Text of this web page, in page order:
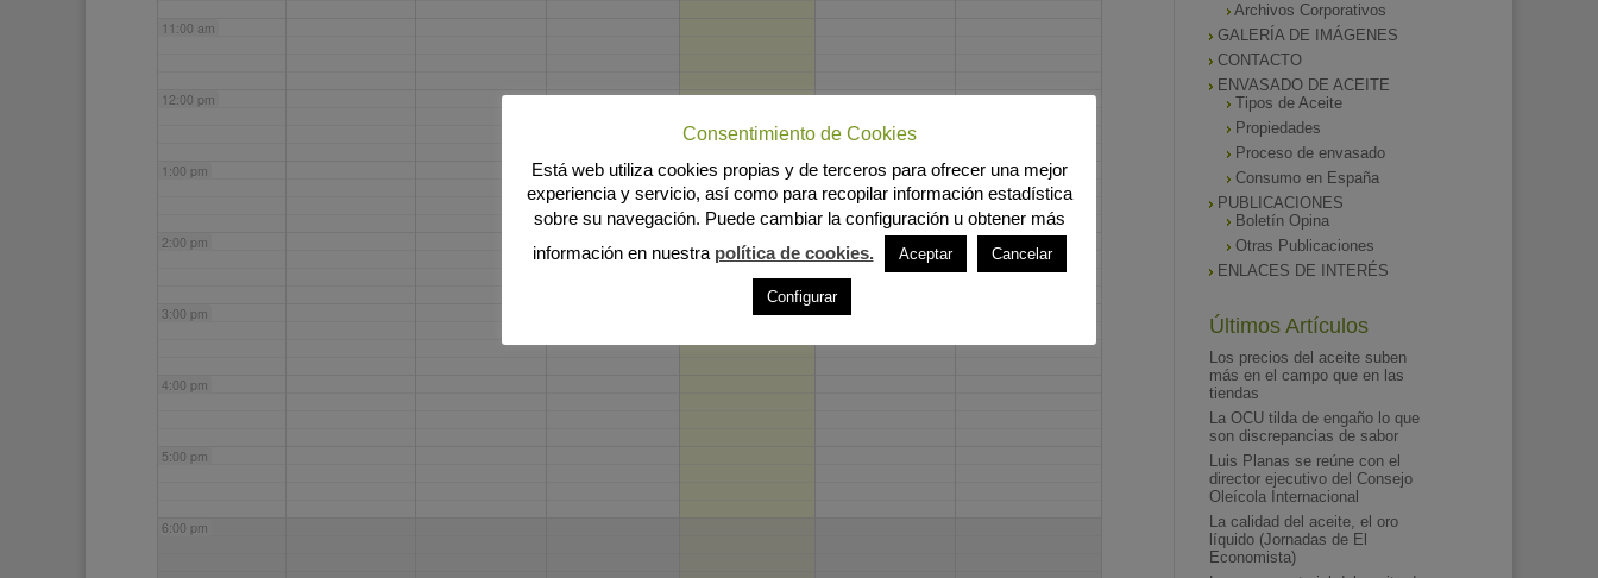
11:00 am
12:00 pm
1:00 pm
2:00 pm
3:00 pm
4:00 pm
5:00 pm
6:00 pm
Archivos Corporativos
GALERÍA DE IMÁGENES
CONTACTO
ENVASADO DE ACEITE
Tipos de Aceite
Propiedades
Proceso de envasado
Consumo en España
PUBLICACIONES
Boletín Opina
Otras Publicaciones
ENLACES DE INTERÉS
Últimos Artículos
Los precios del aceite suben
más en el campo que en las
tiendas
La OCU tilda de engaño lo que
son discrepancias de sabor
Luis Planas se reúne con el
director ejecutivo del Consejo
Oleícola Internacional
La calidad del aceite, el oro
líquido (Jornadas de El
Economista)
Consentimiento de Cookies
Está web utiliza cookies propias y de terceros para ofrecer una mejor
experiencia y servicio, así como para recopilar información estadística
sobre su navegación. Puede cambiar la configuración u obtener más
información en nuestra política de cookies. Aceptar Cancelar
Configurar